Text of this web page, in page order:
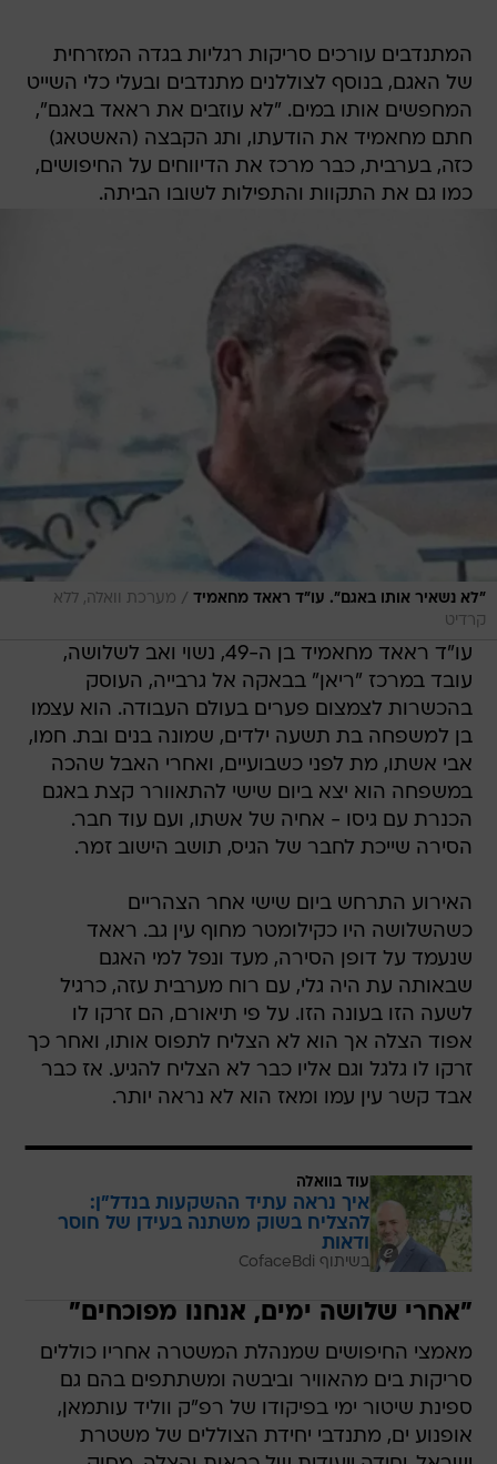
המתנדבים עורכים סריקות רגליות בגדה המזרחית
של האגם, בנוסף לצוללנים מתנדבים ובעלי כלי השייט
המחפשים אותו במים. "לא עוזבים את ראאד באגם",
חתם מחאמיד את הודעתו, ותג הקבצה (האשטאג)
כזה, בערבית, כבר מרכז את הדיווחים על החיפושים,
כמו גם את התקוות והתפילות לשובו הביתה.
"לא נשאיר אותו באגם". עו"ד ראאד מחאמיד / מערכת וואלה, ללא
קרדיט
עו"ד ראאד מחאמיד בן ה-49, נשוי ואב לשלושה,
עובד במרכז "ריאן" בבאקה אל גרבייה, העוסק
בהכשרות לצמצום פערים בעולם העבודה. הוא עצמו
בן למשפחה בת תשעה ילדים, שמונה בנים ובת. חמו,
אבי אשתו, מת לפני כשבועיים, ואחרי האבל שהכה
במשפחה הוא יצא ביום שישי להתאוורר קצת באגם
הכנרת עם גיסו - אחיה של אשתו, ועם עוד חבר.
הסירה שייכת לחבר של הגיס, תושב הישוב זמר.
האירוע התרחש ביום שישי אחר הצהריים
כשהשלושה היו כקילומטר מחוף עין גב. ראאד
שנעמד על דופן הסירה, מעד ונפל למי האגם
שבאותה עת היה גלי, עם רוח מערבית עזה, כרגיל
לשעה הזו בעונה הזו. על פי תיאורם, הם זרקו לו
אפוד הצלה אך הוא לא הצליח לתפוס אותו, ואחר כך
זרקו לו גלגל וגם אליו כבר לא הצליח להגיע. אז כבר
אבד קשר עין עמו ומאז הוא לא נראה יותר.
עוד בוואלה
איך נראה עתיד ההשקעות בנדל"ן:
להצליח בשוק משתנה בעידן של חוסר
ודאות
בשיתוף CofaceBdi
"אחרי שלושה ימים, אנחנו מפוכחים"
מאמצי החיפושים שמנהלת המשטרה אחריו כוללים
סריקות בים מהאוויר וביבשה ומשתתפים בהם גם
ספינת שיטור ימי בפיקודו של רפ"ק ווליד עותמאן,
אופנוע ים, מתנדבי יחידת הצוללים של משטרת